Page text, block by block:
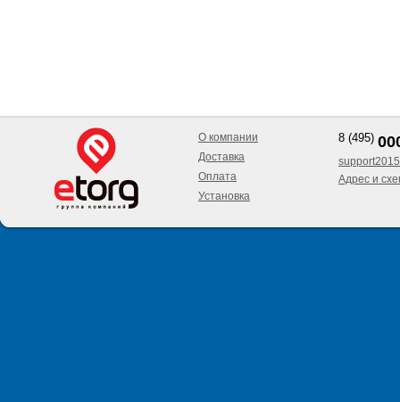
О компании
Доставка
Оплата
Установка
8 (495)
Адрес и